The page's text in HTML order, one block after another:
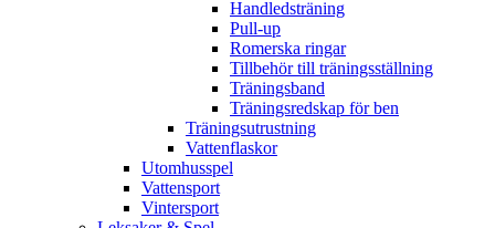
Handledsträning
Pull-up
Romerska ringar
Tillbehör till träningsställning
Träningsband
Träningsredskap för ben
Träningsutrustning
Vattenflaskor
Utomhusspel
Vattensport
Vintersport